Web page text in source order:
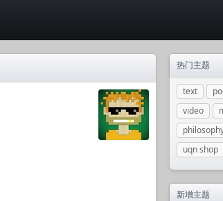
热门主题
text
video
uqn shop
新增主题